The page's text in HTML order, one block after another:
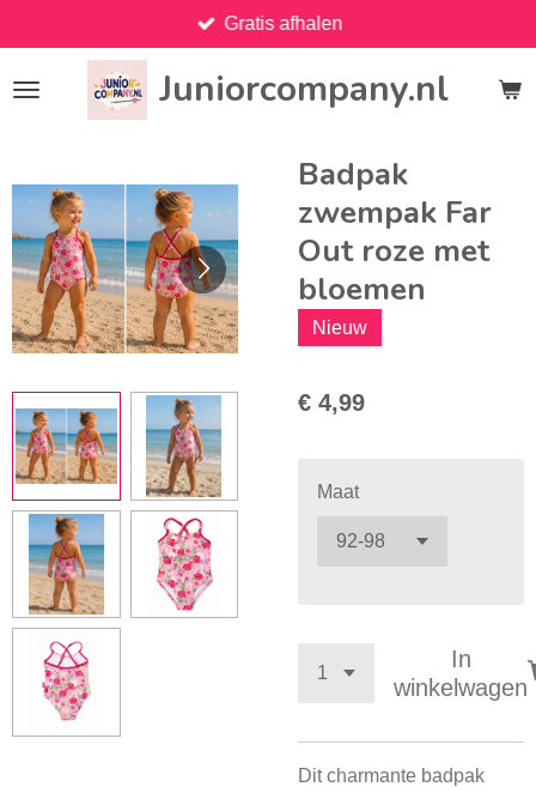
direct
naar
Juniorcompany.nl
Gratis afhalen
Badpak
zwempak Far
Out roze met
bloemen
Nieuw
€ 4,99
Maat
In
winkelwagen
Dit charmante badpak